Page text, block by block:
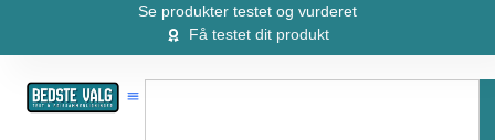
Se produkter testet og vurderet
Få testet dit produkt